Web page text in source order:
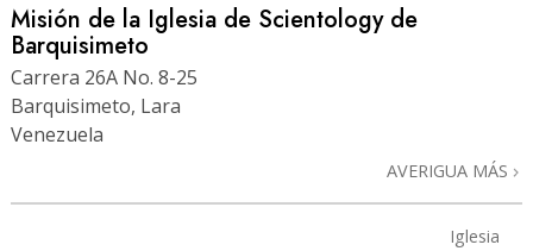
Misión de la Iglesia de Scientology de
Barquisimeto
Carrera 26A No. 8-25
Barquisimeto, Lara
Venezuela
AVERIGUA MÁS
Iglesia